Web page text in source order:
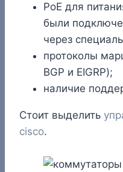
PoE для
были
через
протоколы
BGP и EIGRP);
наличие
Стоит выделить
cisco.